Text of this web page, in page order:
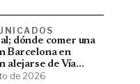
dónde comer una
Barcelona en
alejarse de Vía
de 2026